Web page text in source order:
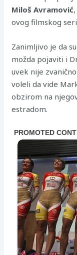
Miloš Avramović
ovog filmskog
Zanimljivo je da
možda pojaviti i
uvek nije
voleli da vide
obzirom na
estradom.